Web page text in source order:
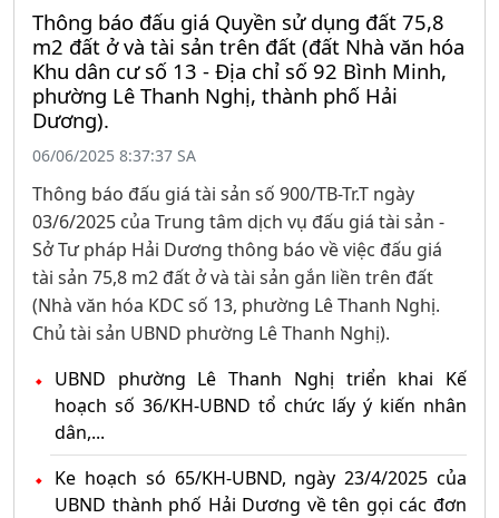
Thông báo đấu giá Quyền sử dụng đất 75,8
m2 đất ở và tài sản trên đất (đất Nhà văn hóa
Khu dân cư số 13 - Địa chỉ số 92 Bình Minh,
phường Lê Thanh Nghị, thành phố Hải
Dương).
06/06/2025 8:37:37 SA
Thông báo đấu giá tài sản số 900/TB-Tr.T ngày
03/6/2025 của Trung tâm dịch vụ đấu giá tài sản -
Sở Tư pháp Hải Dương thông báo về việc đấu giá
tài sản 75,8 m2 đất ở và tài sản gắn liền trên đất
(Nhà văn hóa KDC số 13, phường Lê Thanh Nghị.
Chủ tài sản UBND phường Lê Thanh Nghị).
UBND phường Lê Thanh Nghị triển khai Kế
hoạch số 36/KH-UBND tổ chức lấy ý kiến nhân
dân,...
Ke hoạch só 65/KH-UBND, ngày 23/4/2025 của
UBND thành phố Hải Dương về tên gọi các đơn